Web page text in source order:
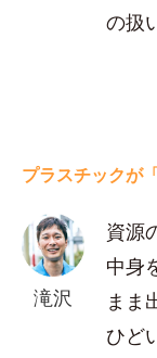
の扱
プラスチックが
滝沢
資源
中身
まま
ひど